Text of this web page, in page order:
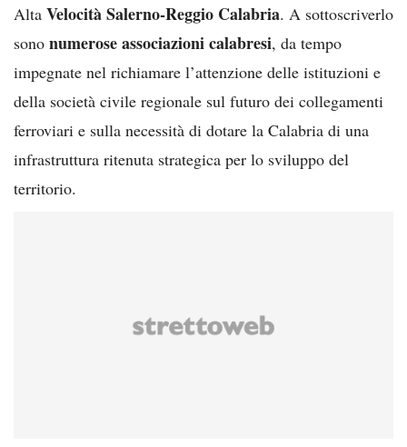
Alta Velocità Salerno-Reggio Calabria. A sottoscriverlo
sono numerose associazioni calabresi, da tempo
impegnate nel richiamare l’attenzione delle istituzioni e
della società civile regionale sul futuro dei collegamenti
ferroviari e sulla necessità di dotare la Calabria di una
infrastruttura ritenuta strategica per lo sviluppo del
territorio.